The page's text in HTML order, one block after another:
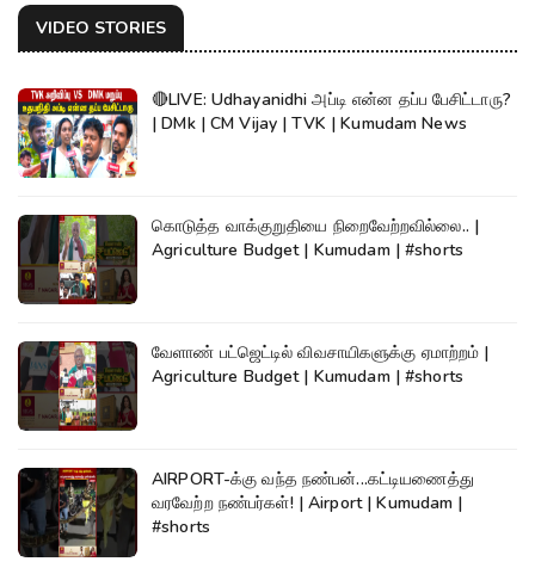
VIDEO STORIES
🔴LIVE: Udhayanidhi அப்டி என்ன தப்ப பேசிட்டாரு?
| DMk | CM Vijay | TVK | Kumudam News
கொடுத்த வாக்குறுதியை நிறைவேற்றவில்லை.. |
Agriculture Budget | Kumudam | #shorts
வேளாண் பட்ஜெட்டில் விவசாயிகளுக்கு ஏமாற்றம் |
Agriculture Budget | Kumudam | #shorts
AIRPORT-க்கு வந்த நண்பன்...கட்டியணைத்து
வரவேற்ற நண்பர்கள்! | Airport | Kumudam |
#shorts